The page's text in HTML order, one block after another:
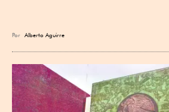
Por Alberto Aguirre